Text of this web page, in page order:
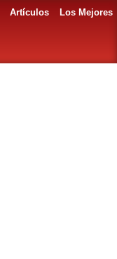
Artículos
Los Mejores